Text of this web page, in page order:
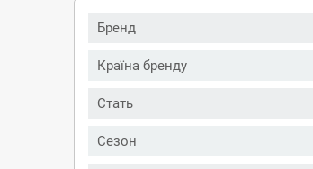
Бренд
Країна бренду
Стать
Сезон